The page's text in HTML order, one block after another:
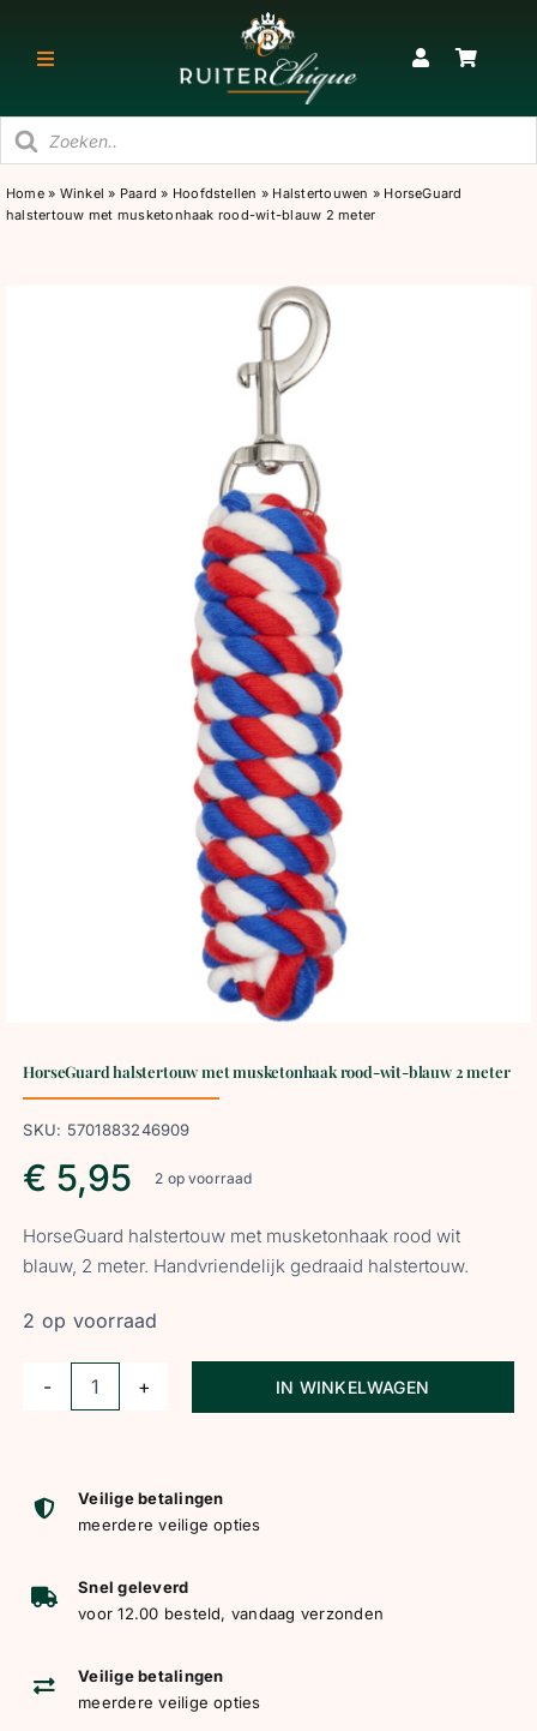
naar
Toggle
RUITER
PAARD
SNEAKERS & KORTE LAARZEN
Home» Winkel » Paard » Hoofdstellen » Halstertouwen » HorseGuard
halstertouw met musketonhaak rood-wit-blauw 2 meter
HorseGuard halstertouw met musketonhaak rood-wit-blauw 2 meter
SKU: 5701883246909
€ 5,95 2 op voorraad
HorseGuard halstertouw met musketonhaak rood wit
blauw, 2 meter. Handvriendelijk gedraaid halstertouw.
2 op voorraad
HorseGuard
musketonhaak
rood-
blauw
2
aantal
IN WINKELWAGEN
Veilige betalingen
meerdere veilige opties
Snel geleverd
voor 12.00 besteld, vandaag verzonden
Veilige betalingen
meerdere veilige opties